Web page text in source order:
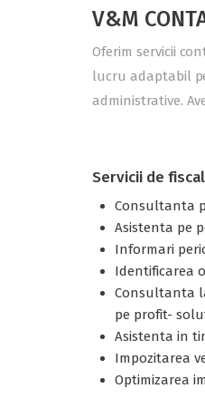
V&M
Oferim servicii
lucru adaptabil
administrative.
Servicii de
Consultanta
Asistenta pe
Informari
Identificarea
Consultanta
pe profit-
Asistenta in
Impozitarea
Optimizarea